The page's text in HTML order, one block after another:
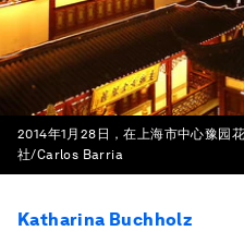
2014年1月28日，在上海市中心豫园
社/Carlos Barria
Katharina Buchholz